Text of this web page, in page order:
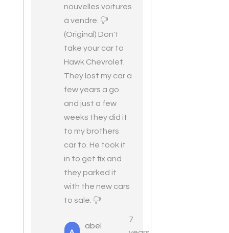
nouvelles voitures
à vendre. 🖓
(Original) Don't
take your car to
Hawk Chevrolet.
They lost my car a
few years a go
and just a few
weeks they did it
to my brothers
car to. He took it
in to get fix and
they parked it
with the new cars
to sale. 🖓
abel
7